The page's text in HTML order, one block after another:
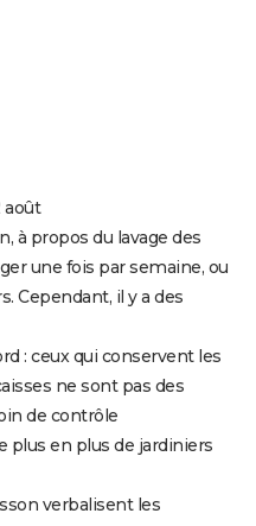
août
à propos du lavage des
une fois par semaine, ou
Cependant, il y a des
: ceux qui conservent les
ne sont pas des
de contrôle
plus en plus de jardiniers
verbalisent les